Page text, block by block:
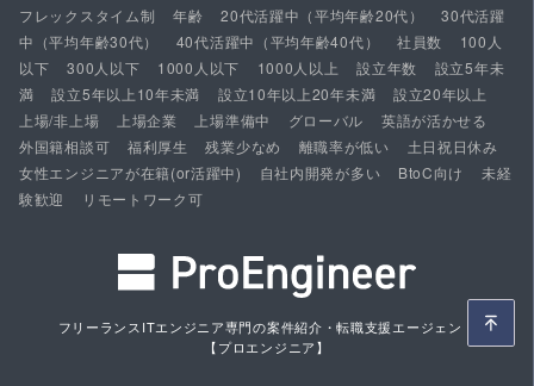
フレックスタイム制 年齢 20代活躍中（平均年齢20代）
30代活躍
中（平均年齢30代）
40代活躍中（平均年齢40代） 社員数
100人
以下
300人以下 1000人以下 1000人以上 設立年数
設立5年未
満
設立5年以上10年未満 設立10年以上20年未満
設立20年以上
上場/非上場
上場企業 上場準備中 グローバル
英語が活かせる
外国籍相談可
福利厚生 残業少なめ 離職率が低い
土日祝日休み
女性エンジニアが在籍(or活躍中)
自社内開発が多い BtoC向け
未経
験歓迎
リモートワーク可
フリーランスITエンジニア専門の案件紹介・転職支援エージェント
【プロエンジニア】